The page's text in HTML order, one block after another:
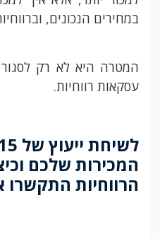
במחירים הנכונים,
המטרה היא לא רק
עסקאות רווחיות.
המכירות שלכם
הרווחיות התקשרו